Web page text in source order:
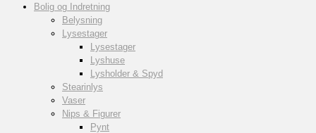
Bolig og Indretning
Belysning
Lysestager
Lysestager
Lyshuse
Lysholder & Spyd
Stearinlys
Vaser
Nips & Figurer
Pynt